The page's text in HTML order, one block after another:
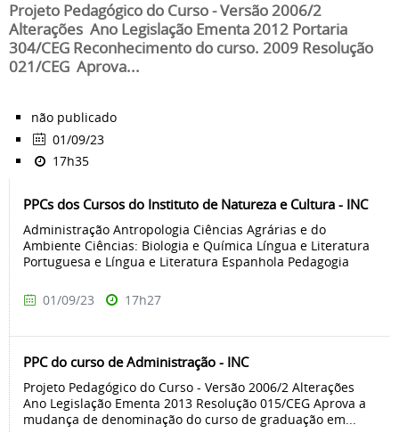
Projeto Pedagógico do Curso - Versão 2006/2
Alterações Ano Legislação Ementa 2012 Portaria
304/CEG Reconhecimento do curso. 2009 Resolução
021/CEG Aprova...
não publicado
01/09/23
17h35
PPCs dos Cursos do Instituto de Natureza e Cultura - INC
Administração Antropologia Ciências Agrárias e do
Ambiente Ciências: Biologia e Química Língua e Literatura
Portuguesa e Língua e Literatura Espanhola Pedagogia
01/09/23 17h27
PPC do curso de Administração - INC
Projeto Pedagógico do Curso - Versão 2006/2 Alterações
Ano Legislação Ementa 2013 Resolução 015/CEG Aprova a
mudança de denominação do curso de graduação em...